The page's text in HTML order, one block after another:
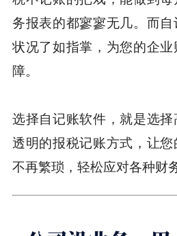
务报表的都寥寥无几。而
状况了如指掌，为您的企
障。
选择自记账软件，就是选择
透明的报税记账方式，让
不再繁琐，轻松应对各种财